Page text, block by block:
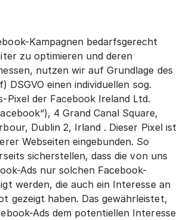
Kampagnen bedarfsgerecht
zu optimieren und deren
nutzen wir auf Grundlage des
DSGVO einen individuellen sog.
Pixel der Facebook Ireland Ltd.
4 Grand Canal Square,
Dublin 2, Irland . Dieser Pixel ist
Webseiten eingebunden. So
sicherstellen, dass die von uns
Ads nur solchen Facebook-
werden, die auch ein Interesse an
gezeigt haben. Das gewährleistet,
Ads dem potentiellen Interesse